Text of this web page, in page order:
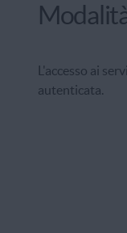
L'accesso ai
autenticata.